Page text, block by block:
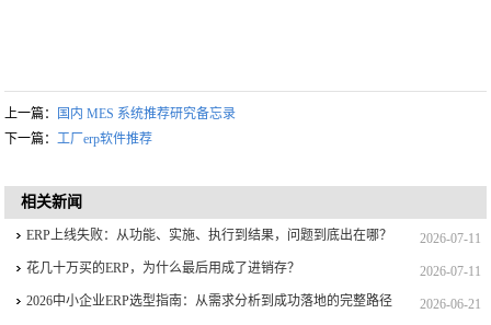
上一篇：
国内 MES 系统推荐研究备忘录
下一篇：工厂erp软件推荐
相关新闻
2026-07-11
ERP上线失败：从功能、实施、执行到结果，问题到底出在哪？
2026-07-11
花几十万买的ERP，为什么最后用成了进销存？
2026-06-21
2026中小企业ERP选型指南：从需求分析到成功落地的完整路径